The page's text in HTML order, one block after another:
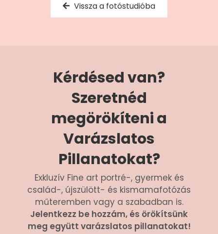
Vissza a fotóstudióba
Kérdésed van?
Szeretnéd
megörökíteni a
Varázslatos
Pillanatokat?
Exkluzív Fine art portré-, gyermek és
család-, újszülött- és kismamafotózás
műteremben vagy a szabadban is.
Jelentkezz be hozzám, és örökítsünk
meg együtt varázslatos pillanatokat!